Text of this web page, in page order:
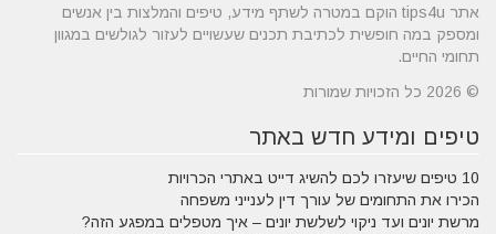
אתר tips4u הוקם במטרה לשתף מידע, טיפים והמלצות בין אנשים
ומספק במה חופשית לכתיבת תכנים שעשויים לעזור לגולשים במגוון
תחומי החיים.
© 2026 כל הזכויות שמורות
טיפים ומידע חדש באתר
10 טיפים שיעזרו לכם להשיג דייט באתרי הכרויות
הכירו את התחומים של עורך דין לענייני משפחה
מרשת יונים ועד ניקוי לשלשת יונים – איך מטפלים במפגע הזה?